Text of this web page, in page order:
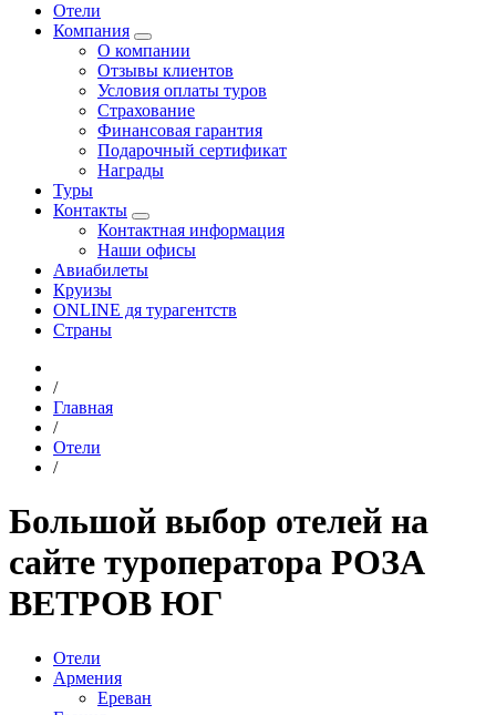
Отели
Компания
О компании
Отзывы клиентов
Условия оплаты туров
Страхование
Финансовая гарантия
Подарочный сертификат
Награды
Туры
Контакты
Контактная информация
Наши офисы
Авиабилеты
Круизы
ONLINE дя турагентств
Страны
/
Главная
/
Отели
/
Большой выбор отелей на
сайте туроператора РОЗА
ВЕТРОВ ЮГ
Отели
Армения
Ереван